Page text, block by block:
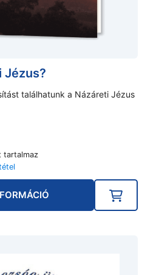
Jézus?
találhatunk a Názáreti Jézus
tartalmaz